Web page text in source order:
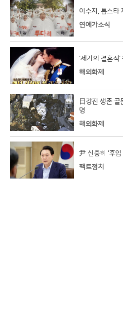
이수지, 톱스타
연예가소식
'세기의 결혼식'
해외화제
日강진 생존 골
명
해외화제
尹 신중히 '후임
팩트정치